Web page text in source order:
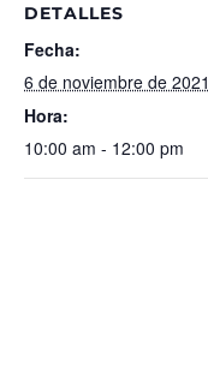
DETALLES
Fecha:
6 de noviembre de 2021
Hora:
10:00 am - 12:00 pm